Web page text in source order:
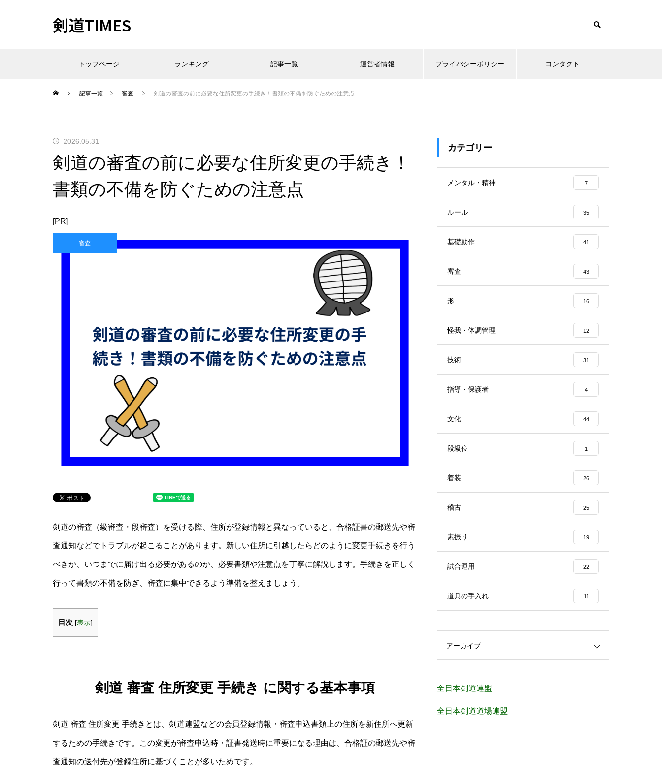
剣道TIMES
トップページ ランキング 記事一覧 運営者情報 プライバシーポリシー コンタクト
記事一覧 審査 剣道の審査の前に必要な住所変更の手続き！書類の不備を防ぐための注意点
2026.05.31
剣道の審査の前に必要な住所変更の手続き！
書類の不備を防ぐための注意点
[PR]
審査
剣道の審査（級審査・段審査）を受ける際、住所が登録情報と異なっていると、合格証書の郵送先や審
査通知などでトラブルが起こることがあります。新しい住所に引越したらどのように変更手続きを行う
べきか、いつまでに届け出る必要があるのか、必要書類や注意点を丁寧に解説します。手続きを正しく
行って書類の不備を防ぎ、審査に集中できるよう準備を整えましょう。
目次 [表示]
剣道 審査 住所変更 手続き に関する基本事項
剣道 審査 住所変更 手続きとは、剣道連盟などの会員登録情報・審査申込書類上の住所を新住所へ更新
するための手続きです。この変更が審査申込時・証書発送時に重要になる理由は、合格証の郵送先や審
査通知の送付先が登録住所に基づくことが多いためです。
カテゴリー
メンタル・精神 7
ルール 35
基礎動作 41
審査 43
形 16
怪我・体調管理 12
技術 31
指導・保護者 4
文化 44
段級位 1
着装 26
稽古 25
素振り 19
試合運用 22
道具の手入れ 11
アーカイブ
全日本剣道連盟
全日本剣道道場連盟